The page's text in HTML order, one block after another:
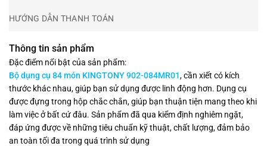
HƯỚNG DẪN THANH TOÁN
Thông tin sản phẩm
Đặc điểm nổi bật của sản phẩm:
Bộ dụng cụ 84 món KINGTONY 902-084MR01, cần xiết có kích
thước khác nhau, giúp bạn sử dụng được linh động hơn. Dụng cụ
được đựng trong hộp chắc chắn, giúp bạn thuận tiện mang theo khi
làm việc ở bất cứ đâu. Sản phẩm đã qua kiểm định nghiêm ngặt,
đáp ứng được về những tiêu chuẩn kỹ thuật, chất lượng, đảm bảo
an toàn tối đa trong quá trình sử dụng